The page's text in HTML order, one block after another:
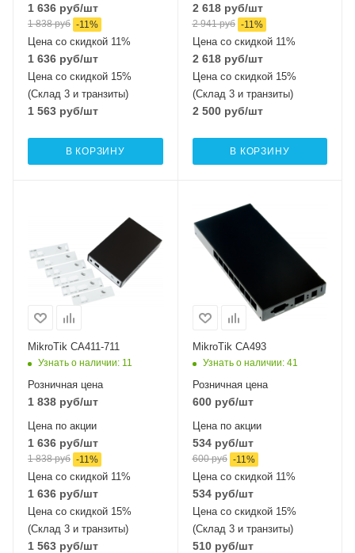
1 636 руб/шт
1 838руб -11 %
Цена со скидкой 11%
1 636 руб/шт
Цена со скидкой 15%
(Склад 3 и транзиты)
1 563 руб/шт
В КОРЗИНУ
2 618руб/шт
2 941руб -11 %
Цена со скидкой 11%
2 618руб/шт
Цена со скидкой 15%
(Склад 3 и транзиты)
2 500руб/шт
В КОРЗИНУ
MikroTik CA411-711
Узнать о наличии: 11
Розничная цена
1 838 руб/шт
Цена по акции
1 636 руб/шт
1 838руб -11%
Цена со скидкой 11%
1 636 руб/шт
Цена со скидкой 15%
(Склад 3 и транзиты)
1 563 руб/шт
MikroTik CA493
Узнать о наличии: 41
Розничная цена
600руб/шт
Цена по акции
534руб/шт
600руб -11%
Цена со скидкой 11%
534руб/шт
Цена со скидкой 15%
(Склад 3 и транзиты)
510руб/шт